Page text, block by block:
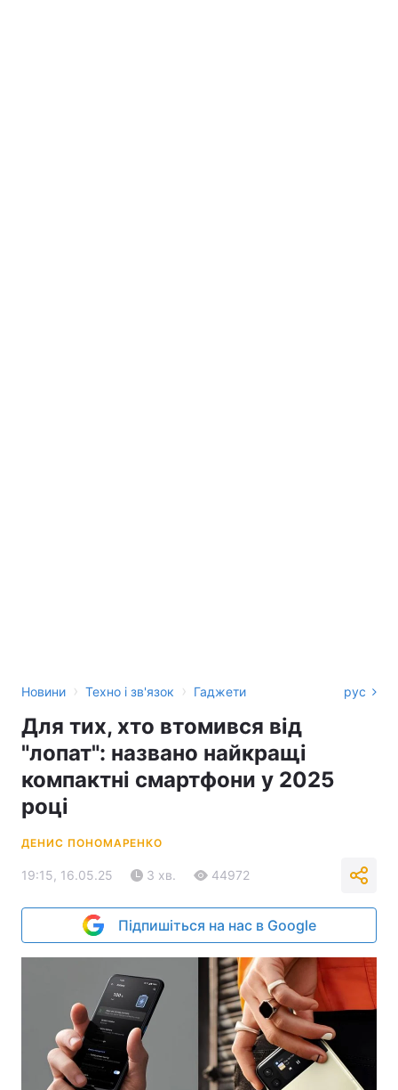
Новини › Техно і зв'язок › Гаджети рус
Для тих, хто втомився від
"лопат": названо найкращі
компактні смартфони у 2025
році
ДЕНИС ПОНОМАРЕНКО
19:15, 16.05.25 3 хв. 44972
Підпишіться на нас в Google